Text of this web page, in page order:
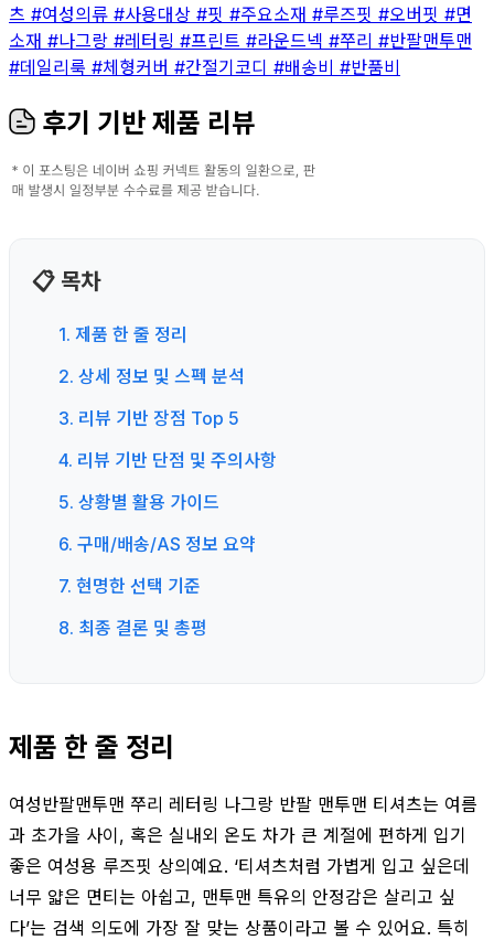
츠 #여성의류 #사용대상 #핏 #주요소재 #루즈핏 #오버핏 #면
소재 #나그랑 #레터링 #프린트 #라운드넥 #쭈리 #반팔맨투맨
#데일리룩 #체형커버 #간절기코디 #배송비 #반품비
후기 기반 제품 리뷰
📋 목차
1. 제품 한 줄 정리
2. 상세 정보 및 스펙 분석
3. 리뷰 기반 장점 Top 5
4. 리뷰 기반 단점 및 주의사항
5. 상황별 활용 가이드
6. 구매/배송/AS 정보 요약
7. 현명한 선택 기준
8. 최종 결론 및 총평
제품 한 줄 정리
여성반팔맨투맨 쭈리 레터링 나그랑 반팔 맨투맨 티셔츠는 여름
과 초가을 사이, 혹은 실내외 온도 차가 큰 계절에 편하게 입기
좋은 여성용 루즈핏 상의예요. ‘티셔츠처럼 가볍게 입고 싶은데
너무 얇은 면티는 아쉽고, 맨투맨 특유의 안정감은 살리고 싶
다’는 검색 의도에 가장 잘 맞는 상품이라고 볼 수 있어요. 특히